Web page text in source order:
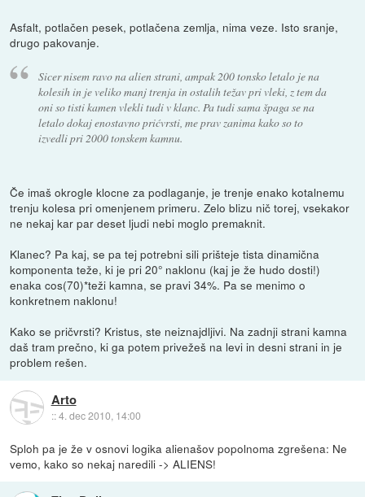
Asfalt, potlačen pesek, potlačena zemlja, nima veze. Isto sranje,
drugo pakovanje.
Sicer nisem ravo na alien strani, ampak 200 tonsko letalo je na
kolesih in je veliko manj trenja in ostalih težav pri vleki, z tem da
oni so tisti kamen vlekli tudi v klanc. Pa tudi sama špaga se na
letalo dokaj enostavno prićvrsti, me prav zanima kako so to
izvedli pri 2000 tonskem kamnu.
Če imaš okrogle klocne za podlaganje, je trenje enako kotalnemu
trenju kolesa pri omenjenem primeru. Zelo blizu nič torej, vsekakor
ne nekaj kar par deset ljudi nebi moglo premaknit.
Klanec? Pa kaj, se pa tej potrebni sili prišteje tista dinamična
komponenta teže, ki je pri 20° naklonu (kaj je že hudo dosti!)
enaka cos(70)*teži kamna, se pravi 34%. Pa se menimo o
konkretnem naklonu!
Kako se pričvrsti? Kristus, ste neiznajdljivi. Na zadnji strani kamna
daš tram prečno, ki ga potem privežeš na levi in desni strani in je
problem rešen.
Arto
::4. dec 2010, 14:00
Sploh pa je že v osnovi logika alienašov popolnoma zgrešena: Ne
vemo, kako so nekaj naredili -> ALIENS!